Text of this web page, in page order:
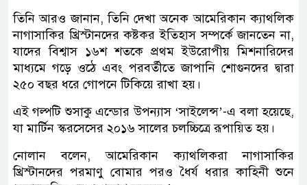
তিনি আরও জানান, তিনি দেখা অনেক আমেরিকান ক্যাথলিক
নাগাসাকির খ্রিস্টানদের কষ্টকর ইতিহাস সম্পর্কে জানতেন না,
যাদের বিশ্বাস ১৬শ শতকে প্রথম ইউরোপীয় মিশনারিদের
মাধ্যমে গড়ে ওঠে এবং পরবর্তীতে জাপানি শোগুনদের দ্বারা
২৫০ বছর ধরে গোপনে টিকিয়ে রাখা হয়।
এই গল্পটি শুসাকু এন্ডোর উপন্যাস ‘সাইলেন্স’-এ বলা হয়েছে,
যা মার্টিন স্করসেসের ২০১৬ সালের চলচ্চিত্রে রূপায়িত হয়।
নোলান বলেন, আমেরিকান ক্যাথলিকরা নাগাসাকির
খ্রিস্টানদের পরমাণু বোমার পরও ধৈর্য ধরার কাহিনী শুনে